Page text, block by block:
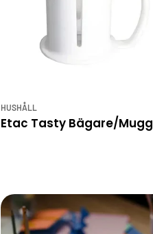
HUSHÅLL
Etac Tasty Bägare/Mugg